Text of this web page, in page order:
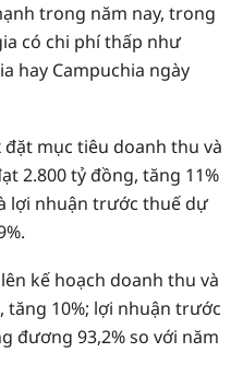
trong năm nay, trong
có chi phí thấp như
hay Campuchia ngày
mục tiêu doanh thu và
2.800 tỷ đồng, tăng 11%
lợi nhuận trước thuế dự
kế hoạch doanh thu và
tăng 10%; lợi nhuận trước
đương 93,2% so với năm